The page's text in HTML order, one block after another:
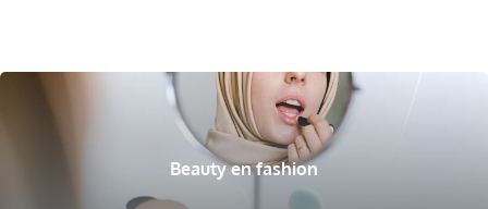
Beauty en fashion